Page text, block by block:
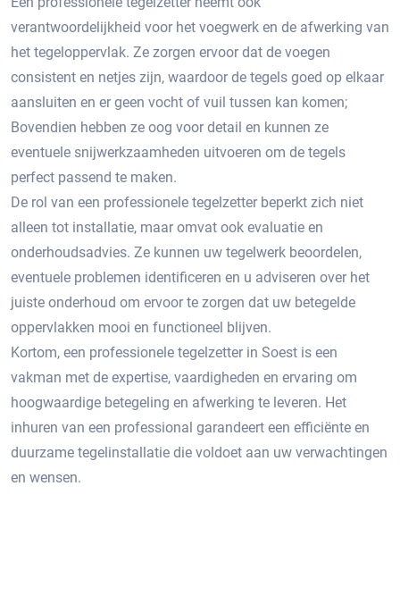
verantwoordelijkheid voor het voegwerk en de afwerking van
het tegeloppervlak.​ Ze zorgen ervoor dat de voegen
consistent en netjes zijn, waardoor de tegels goed op elkaar
aansluiten en er geen vocht of vuil tussen kan komen;
Bovendien hebben ze oog voor detail en kunnen ze
eventuele snijwerkzaamheden uitvoeren om de tegels
perfect passend te maken.​
De rol van een professionele tegelzetter beperkt zich niet
alleen tot installatie, maar omvat ook evaluatie en
onderhoudsadvies. Ze kunnen uw tegelwerk beoordelen,
eventuele problemen identificeren en u adviseren over het
juiste onderhoud om ervoor te zorgen dat uw betegelde
oppervlakken mooi en functioneel blijven.
Kortom, een professionele tegelzetter in Soest is een
vakman met de expertise, vaardigheden en ervaring om
hoogwaardige betegeling en afwerking te leveren.​ Het
inhuren van een professional garandeert een efficiënte en
duurzame tegelinstallatie die voldoet aan uw verwachtingen
en wensen.​